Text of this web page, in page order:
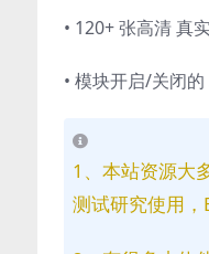
• 120+ 张高清真
• 模块开启/关闭
1、本站资源大
测试研究使用